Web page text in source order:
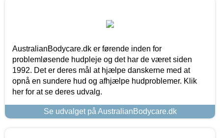
AustralianBodycare.dk er førende inden for
problemløsende hudpleje og det har de været siden
1992. Det er deres mål at hjælpe danskerne med at
opnå en sundere hud og afhjælpe hudproblemer. Klik
her for at se deres udvalg.
Se udvalget på AustralianBodycare.dk